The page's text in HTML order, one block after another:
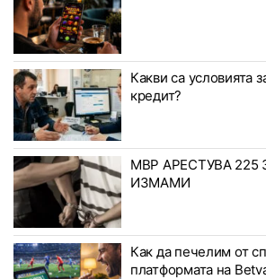
Какви са условията
кредит?
МВР АРЕСТУВА 225
ИЗМАМИ
Как да печелим от
платформата на